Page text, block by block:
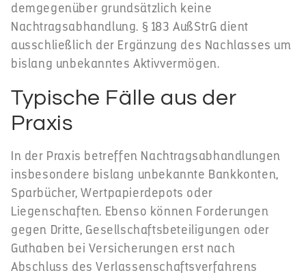
demgegenüber grundsätzlich keine
Nachtragsabhandlung. § 183 AußStrG dient
ausschließlich der Ergänzung des Nachlasses um
bislang unbekanntes Aktivvermögen.
Typische Fälle aus der
Praxis
In der Praxis betreffen Nachtragsabhandlungen
insbesondere bislang unbekannte Bankkonten,
Sparbücher, Wertpapierdepots oder
Liegenschaften. Ebenso können Forderungen
gegen Dritte, Gesellschaftsbeteiligungen oder
Guthaben bei Versicherungen erst nach
Abschluss des Verlassenschaftsverfahrens